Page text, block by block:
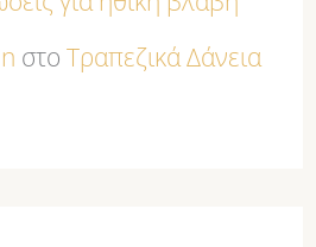
στοΤραπεζικά Δάνεια